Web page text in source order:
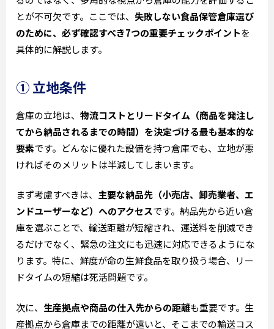
とが不可欠です。ここでは、 失敗しない食品保管倉庫選び
のために、必ず確認すべき7つの重要チェックポイントを
具体的に解説します。
① 立地条件
倉庫の立地は、 物流コストとリードタイム（商品を発注し
てから納品されるまでの時間）を決定づける最も基本的な
要素です。どんなに優れた設備を持つ倉庫でも、立地が悪
ければそのメリットは半減してしまいます。
まず考慮すべきは、 主要な納品先（小売店、卸売業者、エ
ンドユーザーなど）へのアクセスです。納品先から近い倉
庫を選ぶことで、輸送距離が短縮され、運送料を削減でき
るだけでなく、緊急の注文にも迅速に対応できるようにな
ります。特に、鮮度が命の生鮮食品を取り扱う場合、リー
ドタイムの短縮は死活問題です。
次に、 生産拠点や商品の仕入先からの距離も重要です。生
産拠点から倉庫までの距離が遠いと、そこまでの輸送コス